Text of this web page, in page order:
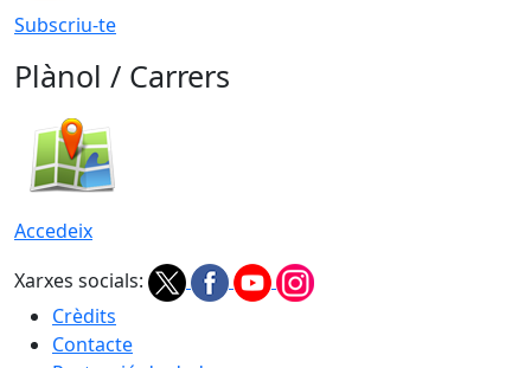
Subscriu-te
Plànol / Carrers
Accedeix
Xarxes socials:
Crèdits
Contacte